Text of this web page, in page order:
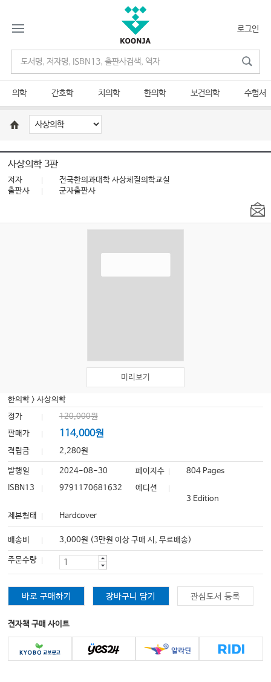
로그인
의학 간호학 치의학 한의학 보건의학 수험서
사상의학 3판
저자
전국한의과대학 사상체질의학교실
출판사
군자출판사
미리보기
한의학 >사상의학
정가
120,000원
판매가
114,000원
적립금 2,280원
발행일 2024-08-30 페이지수
804 Pages
ISBN13
9791170681632
에디션
3 Edition
제본형태
Hardcover
배송비 3,000원 (3만원 이상 구매 시, 무료배송)
주문수량
바로 구매하기 장바구니 담기 관심도서 등록
전자책 구매 사이트